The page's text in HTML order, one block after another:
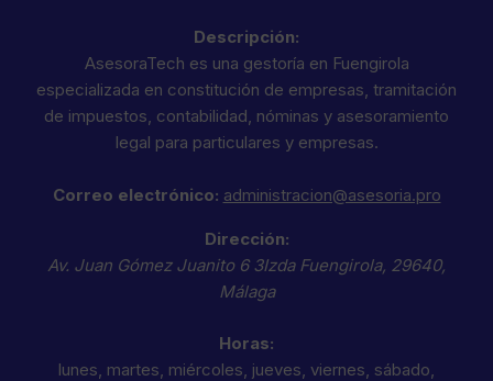
Descripción:
AsesoraTech es una gestoría en Fuengirola
especializada en constitución de empresas, tramitación
de impuestos, contabilidad, nóminas y asesoramiento
legal para particulares y empresas.
Correo electrónico: administracion@asesoria.pro
Dirección:
Av. Juan Gómez Juanito 6 3Izda Fuengirola, 29640,
Málaga
Horas:
lunes, martes, miércoles, jueves, viernes, sábado,